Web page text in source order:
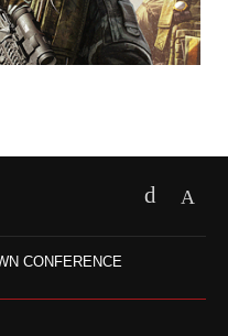
CONFERENCE